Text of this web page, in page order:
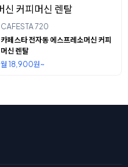
CAFESTA 720
카페스타 전자동 에스프레소머신 커피
머신 렌탈
월 18,900원~